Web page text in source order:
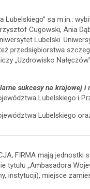
są m.in.:
Cugowski, Ania
Lubelski.
przedsiębiorstwa
„Uzdrowisko
sukcesy na krajowej
Lubelskiego i
Lubelskiego
FIRMA mają
„Ambasadora
instytucji), miejsce